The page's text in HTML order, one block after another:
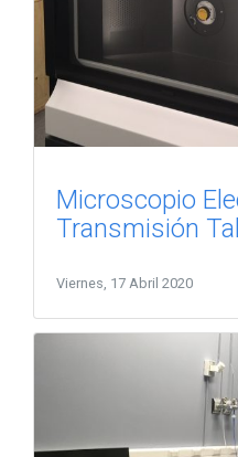
Microscopio
Transmisión
Viernes, 17 Abril 2020